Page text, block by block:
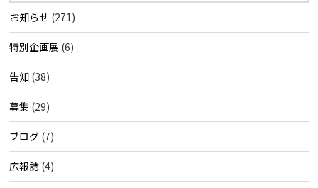
お知らせ (271)
特別企画展 (6)
告知 (38)
募集 (29)
ブログ (7)
広報誌 (4)